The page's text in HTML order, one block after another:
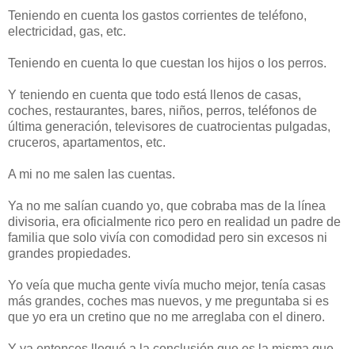
Teniendo en cuenta los gastos corrientes de teléfono,
electricidad, gas, etc.
Teniendo en cuenta lo que cuestan los hijos o los perros.
Y teniendo en cuenta que todo está llenos de casas,
coches, restaurantes, bares, niños, perros, teléfonos de
última generación, televisores de cuatrocientas pulgadas,
cruceros, apartamentos, etc.
A mi no me salen las cuentas.
Ya no me salían cuando yo, que cobraba mas de la línea
divisoria, era oficialmente rico pero en realidad un padre de
familia que solo vivía con comodidad pero sin excesos ni
grandes propiedades.
Yo veía que mucha gente vivía mucho mejor, tenía casas
más grandes, coches mas nuevos, y me preguntaba si es
que yo era un cretino que no me arreglaba con el dinero.